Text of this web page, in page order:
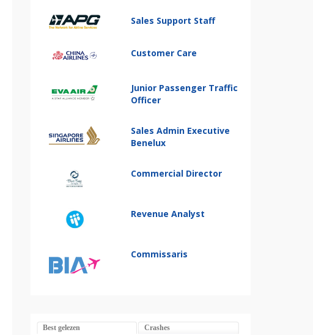
Sales Support Staff
Customer Care
Junior Passenger Traffic
Officer
Sales Admin Executive
Benelux
Commercial Director
Revenue Analyst
Commissaris
Best gelezen Crashes